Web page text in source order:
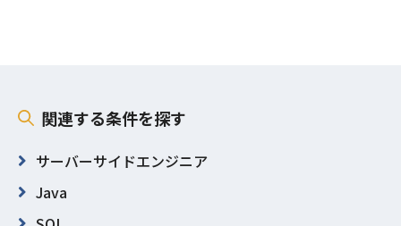
関連する条件を探す
サーバーサイドエンジニア
Java